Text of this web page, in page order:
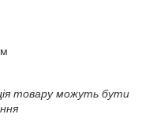
товару можуть бути